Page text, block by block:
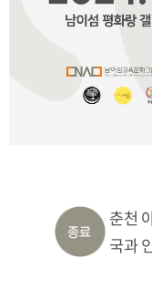
춘천
국과